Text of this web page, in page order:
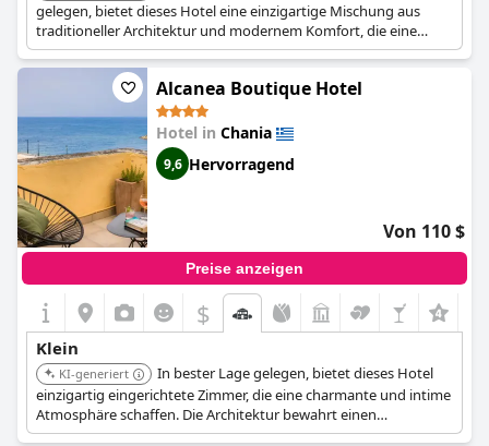
gelegen, bietet dieses Hotel eine einzigartige Mischung aus
traditioneller Architektur und modernem Komfort, die eine
gemütliche und einladende Atmosphäre schafft. Die Zimmer
sind so gestaltet, dass sie das lokale Erbe widerspiegeln und ein
intimes Erlebnis bieten. Die Nähe zu historischen Stätten und
lokalen Märkten erhöht seine Attraktivität.
Alcanea Boutique Hotel
Hotel in Chania
9,6 Hervorragend
Von 110 $
Preise anzeigen
$
Klein
KI-generiert
In bester Lage gelegen, bietet dieses Hotel
einzigartig eingerichtete Zimmer, die eine charmante und intime
Atmosphäre schaffen. Die Architektur bewahrt einen
traditionellen Stil, der die historische Umgebung ergänzt. Die